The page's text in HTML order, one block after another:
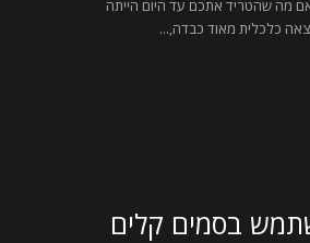
מה שהטריד אתכם עד היום הייתה
כלכלית מאוד כבדה,...
בסמים קלים